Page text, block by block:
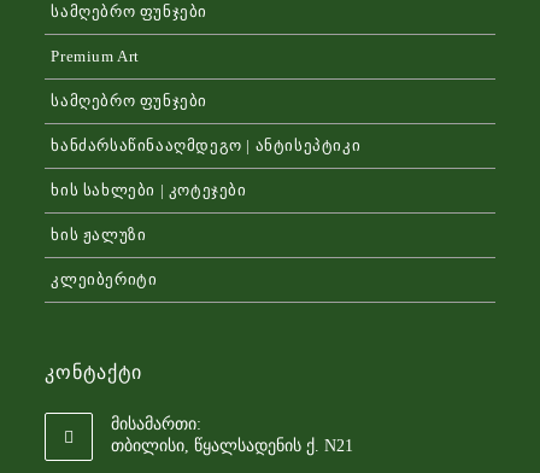
სამღებრო ფუნჯები
Premium Art
სამღებრო ფუნჯები
ხანძარსაწინააღმდეგო | ანტისეპტიკი
ხის სახლები | კოტეჯები
ხის ჟალუზი
კლეიბერიტი
Კონტაქტი
მისამართი:
თბილისი, წყალსადენის ქ. N21